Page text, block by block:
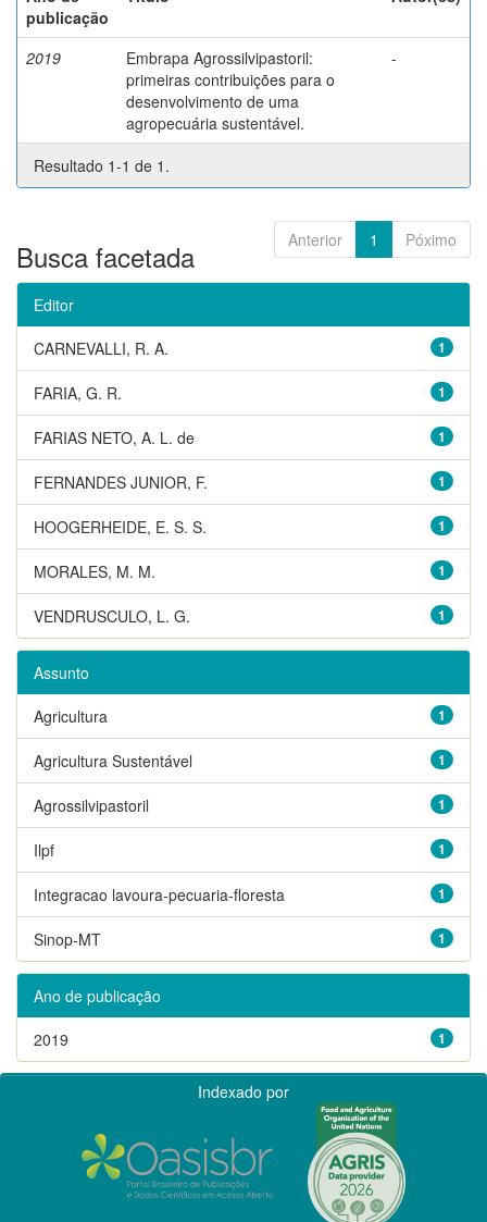
publicação
2019
Embrapa Agrossilvipastoril:
primeiras contribuições para o
desenvolvimento de uma
agropecuária sustentável.
-
Resultado 1-1 de 1.
Anterior 1 Póximo
Busca facetada
Editor
1
CARNEVALLI, R. A.
1
FARIA, G. R.
1
FARIAS NETO, A. L. de
1
FERNANDES JUNIOR, F.
1
HOOGERHEIDE, E. S. S.
1
MORALES, M. M.
1
VENDRUSCULO, L. G.
Assunto
1
Agricultura
1
Agricultura Sustentável
1
Agrossilvipastoril
1
Ilpf
1
Integracao lavoura-pecuaria-floresta
1
Sinop-MT
Ano de publicação
1
2019
Indexado por